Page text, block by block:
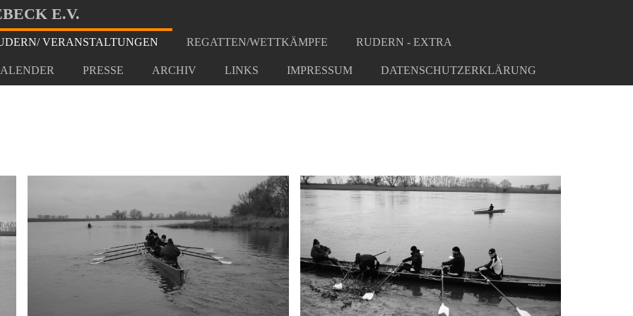
E.V.
VERANSTALTUNGEN REGATTEN/WETTKÄMPFE RUDERN - EXTRA
PRESSE ARCHIV LINKS IMPRESSUM DATENSCHUTZERKLÄRUNG